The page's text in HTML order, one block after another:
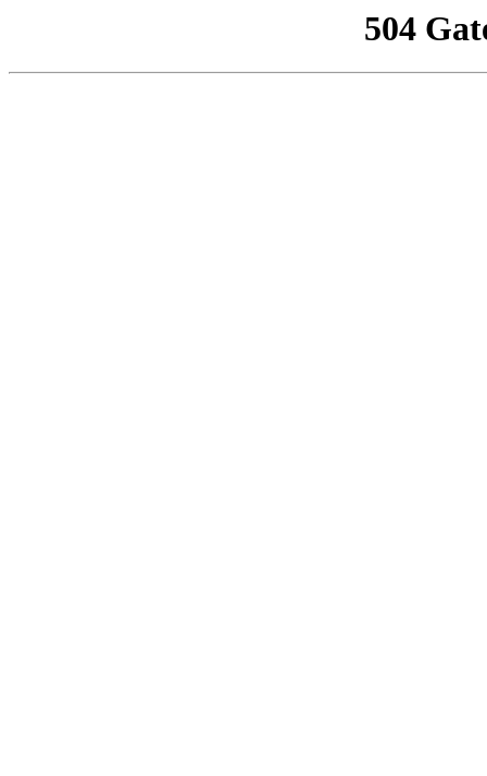
504